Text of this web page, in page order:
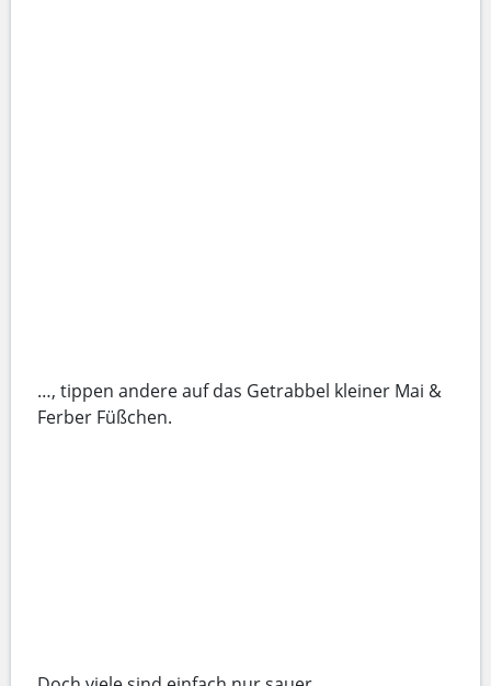
…, tippen andere auf das Getrabbel kleiner Mai &
Ferber Füßchen.